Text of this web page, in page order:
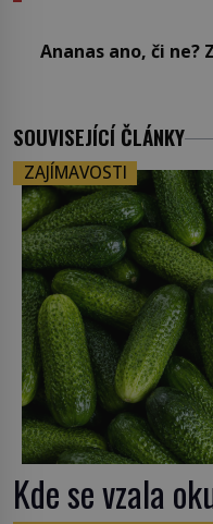
Ananas ano, či
SOUVISEJÍCÍ ČLÁNKY
ZAJÍMAVOSTI
Kde se vzala